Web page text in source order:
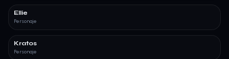
Ellie
Personaje
Kratos
Personaje